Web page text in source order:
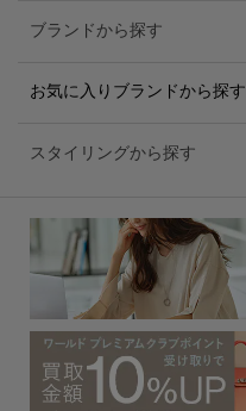
ブランドから探す
お気に入りブランドから探す
スタイリングから探す